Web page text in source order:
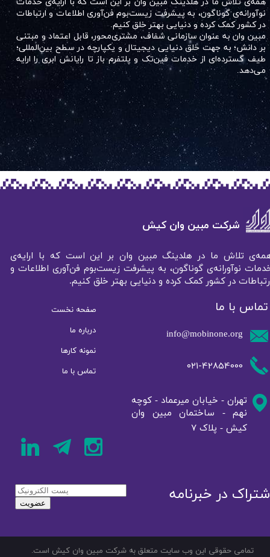
نوآورانه‌ی گوناگون، به پیشرفت زیست‌بوم فن‌آوری اطلاعات و ارتباطات
در کشور کمک کرده و دنیایی بهتر خلق کنیم.
مبین وان به عنوان سازمانی شفاف، مشتری‌محور، قابل اعتماد و مبتنی
بر دانش؛ به جهت خلق دنیایی دیجیتال و یکپارچه در سطح بین‌المللی؛
طیف گسترده‌ای از خدمات فین‌تک و پلتفرم باز تا رایانش ابری را ارایه
می‌دهد.​​​​​​​
تمامی حقوقی این وب سایت متعلق به شرکت مبین وان کیش است.
تلاش ما در هلدینگ مبین وان بر این است که با ارایه‌ی
نوآورانه‌ی گوناگون، به پیشرفت زیست‌بوم فن‌آوری اطلاعات و
در کشور کمک کرده و دنیایی بهتر خلق کنیم.
شرکت مبین وان کیش
در خبرنامه
تماس با ما
۰۲۱-42854000
info@mobinone.org
تهران - خیابان میرعماد - کوچه
نهم - ساختمان مبین وان
کیش - پلاک 7
صفحه نخست
درباره ما
نمونه کار‌ها
تماس با ما